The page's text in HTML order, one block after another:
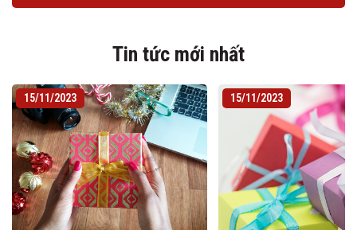
Tin tức mới nhất
15/11/2023 15/11/2023